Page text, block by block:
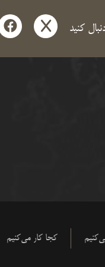
کنید x
کجا کار می‌کنیم